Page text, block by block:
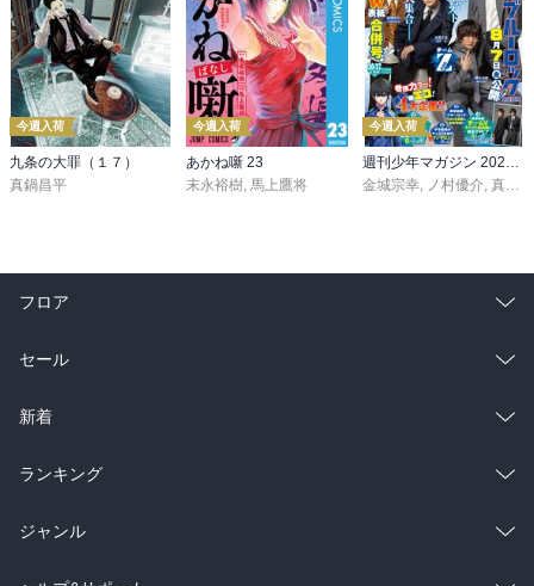
今週入荷
九条の大罪（１７）
真鍋昌平
今週入荷
あかね噺 23
末永裕樹, 馬上鷹将
今週入荷
週刊少年マガジン 2026年36・37号[2026年8月5日発売]
金城宗幸, ノ村優介, 真島ヒロ
フロア
総合
ラノベ
雑誌・グラビア
BL・TL
セール
総合
ラノベ
雑誌・グラビア
BL・TL
新着
総合
ラノベ
雑誌・グラビア
ランキング
総合
ジャンル